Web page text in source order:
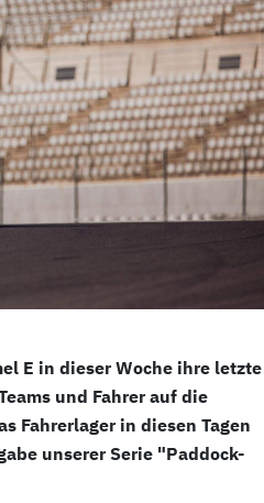
E in dieser Woche ihre letzte
und Fahrer auf die
Fahrerlager in diesen Tagen
unserer Serie "Paddock-